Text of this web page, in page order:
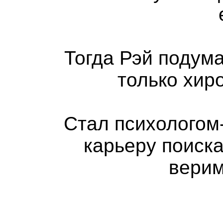
Тогда Рэй
только
Стал
карьеру